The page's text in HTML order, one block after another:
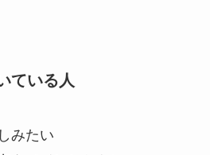
ている人
みたい